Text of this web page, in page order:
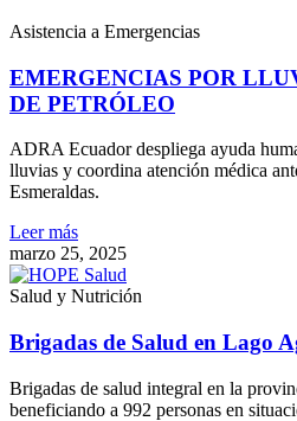
Asistencia a Emergencias
EMERGENCIAS POR
DE PETRÓLEO
ADRA Ecuador despliega ayuda
lluvias y coordina atención médica
Esmeraldas.
Leer más
marzo 25, 2025
Salud y Nutrición
Brigadas de Salud en Lago
Brigadas de salud integral en la
beneficiando a 992 personas en